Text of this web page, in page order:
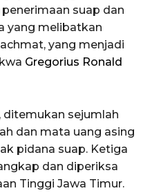
suap dan
yang melibatkan
yang menjadi
Gregorius Ronald
ditemukan sejumlah
dan mata uang asing
pidana suap. Ketiga
dan diperiksa
Tinggi Jawa Timur.